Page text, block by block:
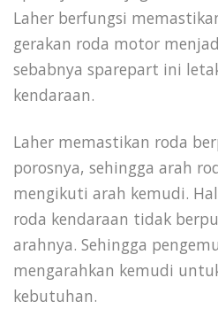
Laher berfungsi
gerakan roda motor
sebabnya sparepart ini
kendaraan.
Laher memastikan roda
porosnya, sehingga arah
mengikuti arah kemudi.
roda kendaraan tidak
arahnya. Sehingga
mengarahkan kemudi
kebutuhan.